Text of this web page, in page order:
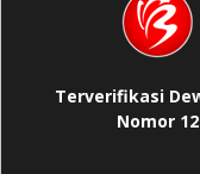
Terverifikasi
Nomor